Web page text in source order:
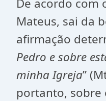
De acordo com
Mateus, sai da
afirmação
Pedro e sobre
minha Igreja”
portanto, sobre